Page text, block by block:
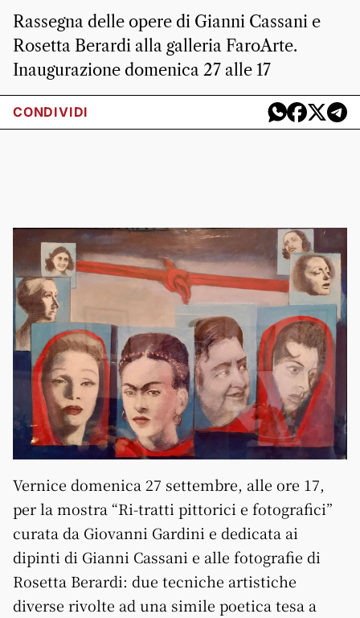
Rassegna delle opere di Gianni Cassani e
Rosetta Berardi alla galleria FaroArte.
Inaugurazione domenica 27 alle 17
CONDIVIDI
Vernice domenica 27 settembre, alle ore 17,
per la mostra “Ri-tratti pittorici e fotografici”
curata da Giovanni Gardini e dedicata ai
dipinti di Gianni Cassani e alle fotografie di
Rosetta Berardi: due tecniche artistiche
diverse rivolte ad una simile poetica tesa a